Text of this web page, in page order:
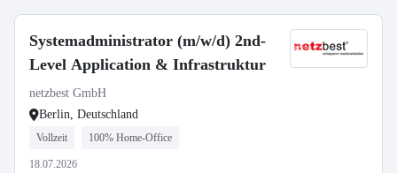
Systemadministrator (m/w/d) 2nd-
Level Application & Infrastruktur
netzbest GmbH
Berlin, Deutschland
Vollzeit 100% Home-Office
18.07.2026